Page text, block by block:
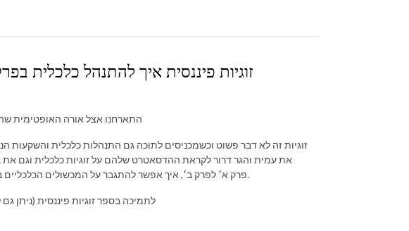
זוגיות פיננסית איך להתנהל כלכלית
התארחנו אצל אורה האופטימית
זוגיות זה לא דבר פשוט וכשמכניסים לתוכה גם התנהלות כלכלית והשקעות
את עמית והגר דרור לקראת ההדסאטרט שלהם על זוגיות כלכלית וגם את
פרק א׳ לפרק ב׳, איך אפשר להתגבר על המכשולים הכלכליים בזוגיות וכמובן פרטים צהובים מהזוגיות האישית שלנו.
לתמיכה בספר זוגיות פיננסית (ניתן